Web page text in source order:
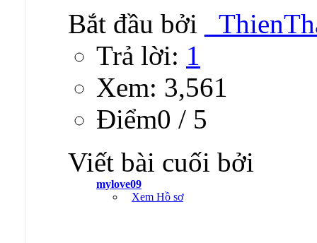
Bắt đầu bởi
Trả lời: 1
Xem: 3,561
Ðiểm0 / 5
Viết bài cuối bởi
mylove09
Xem Hồ sơ